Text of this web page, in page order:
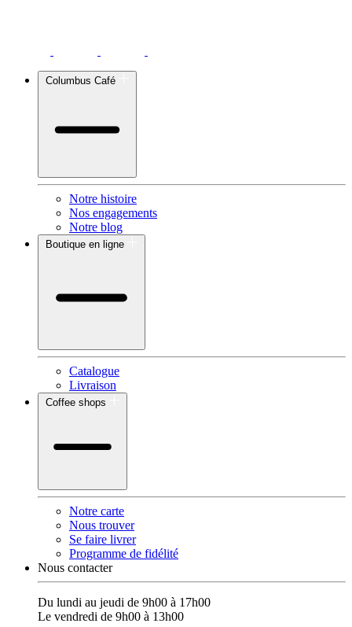
Columbus Café
Notre histoire
Nos engagements
Notre blog
Boutique en ligne
Catalogue
Livraison
Coffee shops
Notre carte
Nous trouver
Se faire livrer
Programme de fidélité
Nous contacter
Du lundi au jeudi de 9h00 à 17h00
Le vendredi de 9h00 à 13h00